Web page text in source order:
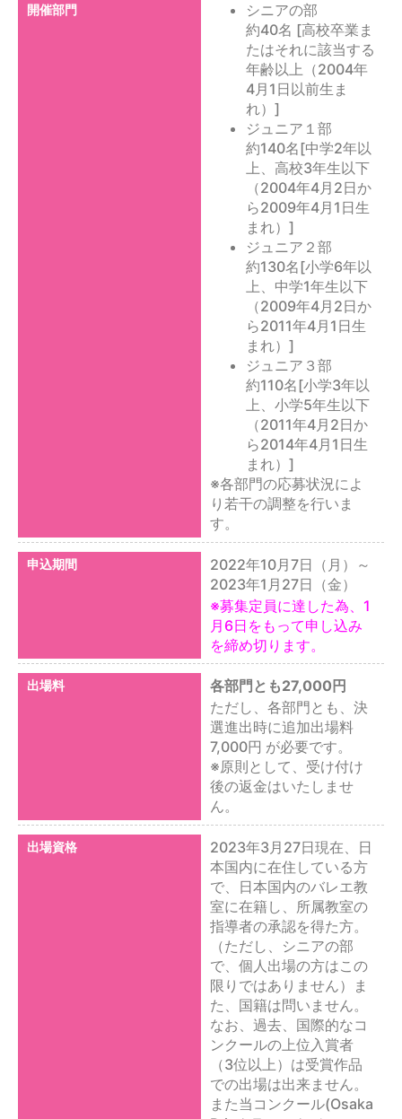
開催部門
シニアの部
約40名 [高校卒業ま
たはそれに該当する
年齢以上（2004年
4月1日以前生ま
れ）]
ジュニア１部
約140名[中学2年以
上、高校3年生以下
（2004年4月2日か
ら2009年4月1日生
まれ）]
ジュニア２部
約130名[小学6年以
上、中学1年生以下
（2009年4月2日か
ら2011年4月1日生
まれ）]
ジュニア３部
約110名[小学3年以
上、小学5年生以下
（2011年4月2日か
ら2014年4月1日生
まれ）]
※各部門の応募状況によ
り若干の調整を行いま
す。
申込期間
2022年10月7日（月）～
2023年1月27日（金）
※募集定員に達した為、1
月6日をもって申し込み
を締め切ります。
出場料
各部門とも27,000円
ただし、各部門とも、決
選進出時に追加出場料
7,000円 が必要です。
※原則として、受け付け
後の返金はいたしませ
ん。
出場資格
2023年3月27日現在、日
本国内に在住している方
で、日本国内のバレエ教
室に在籍し、所属教室の
指導者の承認を得た方。
（ただし、シニアの部
で、個人出場の方はこの
限りではありません）ま
た、国籍は問いません。
なお、過去、国際的なコ
ンクールの上位入賞者
（3位以上）は受賞作品
での出場は出来ません。
また当コンクール(Osaka